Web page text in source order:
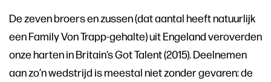
De zeven broers en zussen (dat aantal heeft natuurlijk
een Family Von Trapp-gehalte) uit Engeland veroverden
onze harten in Britain’s Got Talent (2015). Deelnemen
aan zo’n wedstrijd is meestal niet zonder gevaren: de